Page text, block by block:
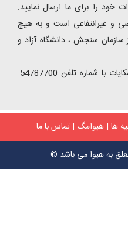
را برای ما ارسال نمایید.
غیرانتفاعی است و به هیچ
سنجش ، دانشگاه آزاد و
جهت ارئه انتقادات، پیشنهادات و شکایات با شماره تلفن 54787700-
|هیوامگ|تماس با ما
به هیوا می باشد ©